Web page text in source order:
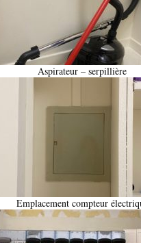
Aspirateur – serpillière
Emplacement compteur